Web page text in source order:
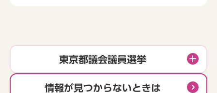
東京都議会議員選挙
情報が見つからないときは